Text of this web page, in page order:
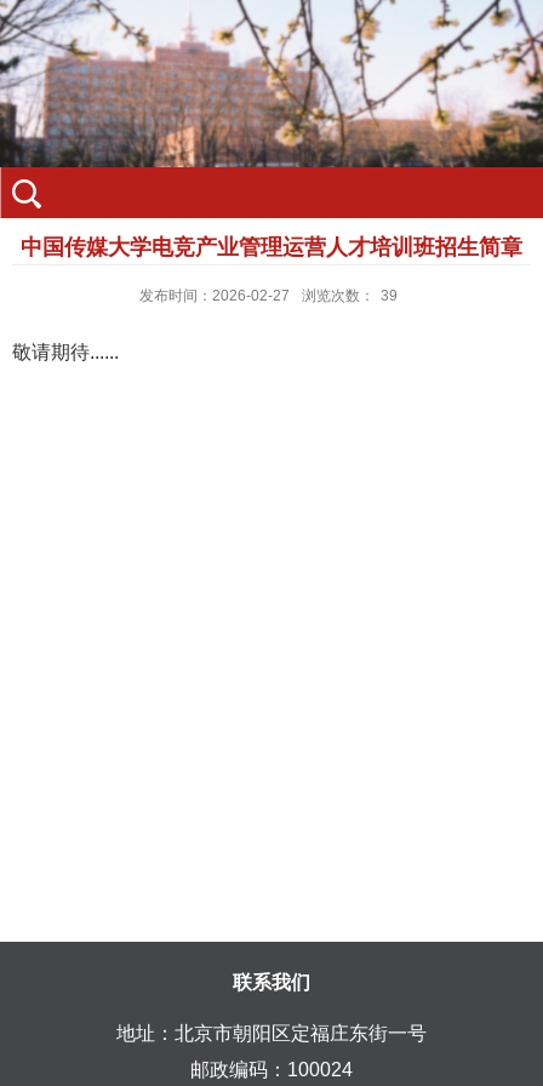
中国传媒大学电竞产业管理运营人才培训班招生简章
发布时间：2026-02-27 浏览次数： 39
敬请期待......
联系我们
地址：北京市朝阳区定福庄东街一号
邮政编码：100024